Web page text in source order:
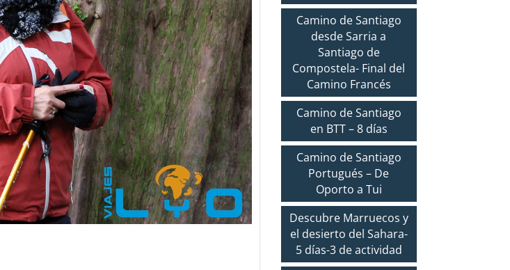
Camino de Santiago
desde Sarria a
Santiago de
Compostela- Final del
Camino Francés
Camino de Santiago
en BTT – 8 días
Camino de Santiago
Portugués – De
Oporto a Tui
Descubre Marruecos y
el desierto del Sahara-
5 días-3 de actividad